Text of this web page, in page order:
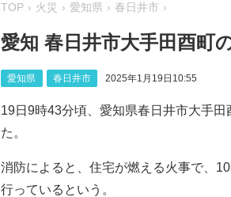
TOP 火災 愛知県 春日井市
愛知 春日井市大手田酉町
愛知県 春日井市 2025年1月19日10:55
19日9時43分頃、愛知県春日井市大手
た。
消防によると、住宅が燃える火事で、
行っているという。